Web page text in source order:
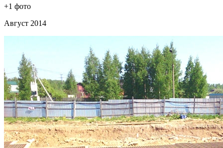
+1 фото
Август 2014